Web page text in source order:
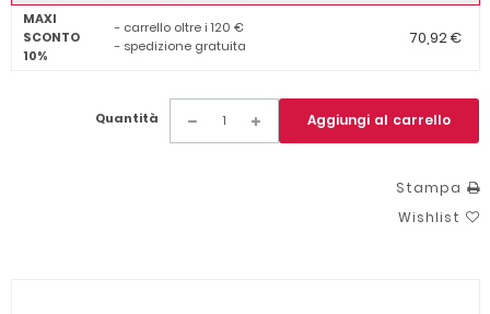
MAXI
SCONTO
10%
- carrello oltre i 120 €
- spedizione gratuita
70,92 €
Quantità Aggiungi al carrello
Stampa
Wishlist